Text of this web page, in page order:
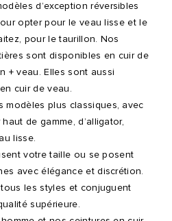
d’exception réversibles
opter pour le veau lisse et le
pour le taurillon. Nos
sont disponibles en cuir de
+ veau. Elles sont aussi
cuir de veau.
modèles plus classiques, avec
de gamme, d’alligator,
lisse.
votre taille ou se posent
avec élégance et discrétion.
les styles et conjuguent
supérieure.